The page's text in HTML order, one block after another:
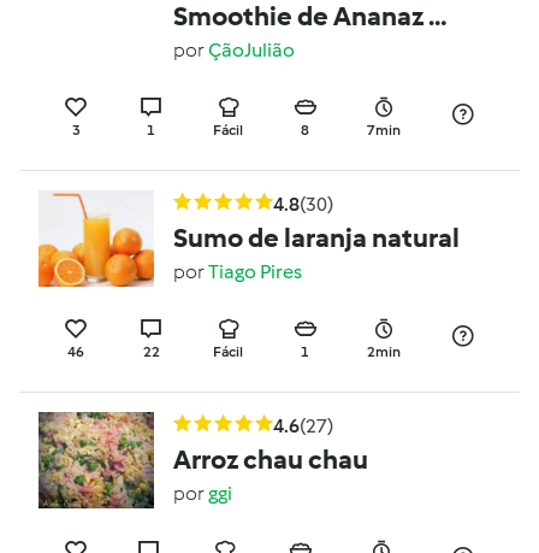
Smoothie de Ananaz e
Goji
porÇãoJulião
3 1 Fácil 8 7min
4.8(30)
Sumo de laranja natural
porTiago Pires
46 22 Fácil 1 2min
4.6(27)
Arroz chau chau
porggi